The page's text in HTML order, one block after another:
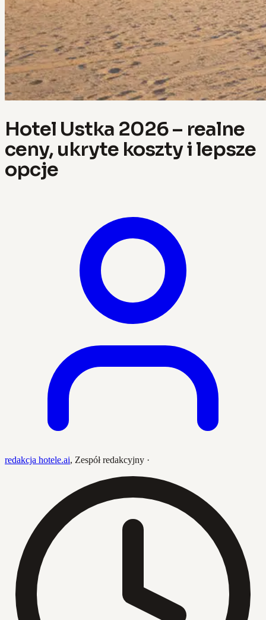
Hotel Ustka 2026 – realne
ceny, ukryte koszty i lepsze
opcje
redakcja hotele.ai, Zespół redakcyjny ·